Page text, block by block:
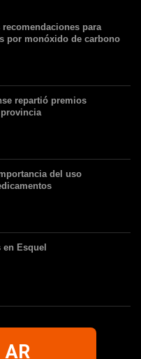
para
por monóxido de carbono
repartió premios
del uso
Esquel
AR